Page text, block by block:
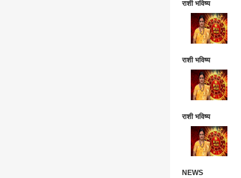
राशी भविष्य
राशी भविष्य
राशी भविष्य
NEWS